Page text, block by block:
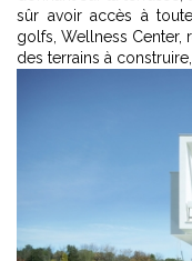
sûr avoir accès à
golfs, Wellness Center,
des terrains à